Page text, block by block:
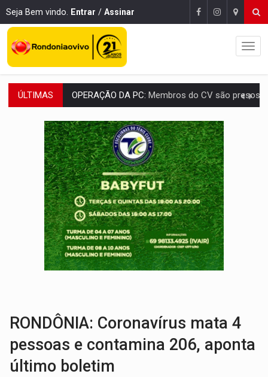
Seja Bem vindo. Entrar / Assinar
ÚLTIMAS ENTRADA GRATUITA:Espetáculo As Marias Somos Nós será
VÍDEO:Três são presos após furto de motocicleta em frente
CELEBRAÇÃO:Cerejeiras completa 43 anos de emancipação com
SAÚDE:Anvisa desmente boato sobre presença de plástico ou
VÍDEO:Pitbulls fogem de residência e atacam casal de idosos
AÇÃO CONJUNTA:Forças policiais apreendem cerca de 1kg de
PF ESTÁ APURANDO:Flávio Bolsonaro escolhe Alfredo Gaspar como vice, alvo de
GRAVE:Homem é esfaqueado no peito durante briga
RONDÔNIA: Coronavírus mata 4
pessoas e contamina 206, aponta
último boletim